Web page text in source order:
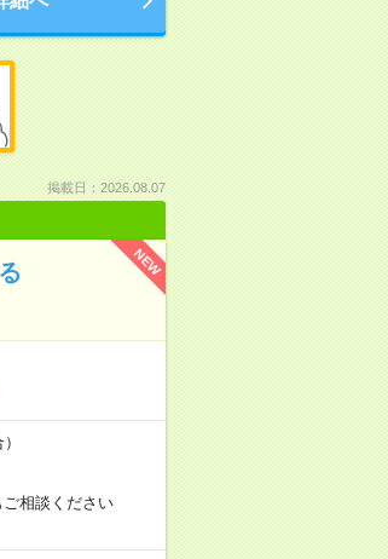
掲載日：2026.08.07
NEW
相談ください